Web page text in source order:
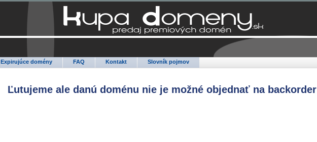
Expirujúce domény FAQ Kontakt Slovník pojmov
Ľutujeme ale danú doménu nie je možné objednať na backorder